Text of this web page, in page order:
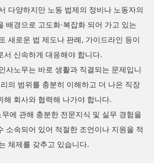
다양하지만 노동 법제의 정비나 노동자의
배경으로 고도화·복잡화 되어 가고 있는
새로운 법 제도나 판례, 가이드라인 등이
서 신속하게 대응해야 합니다.
사노무는 바로 생활과 직결되는 문제입니
의 범위를 충분히 이해하고 더 나은 직장
해 회사와 협력해 나가야 합니다.
에 관해 충분한 전문지식 및 실무 경험을
소속되어 있어 적절한 조언이나 지원을 적
체제를 갖추고 있습니다.